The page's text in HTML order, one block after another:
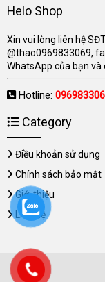
Helo Shop
Xin vui lòng liên hệ
@thao0969833069,
WhatsApp của bạn và
Hotline:
Category
Điều khoản sử dụng
Chính sách bảo mật
Giới thiệu
Liên hệ